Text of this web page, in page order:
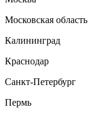
Московская область
Калининград
Краснодар
Санкт-Петербург
Пермь